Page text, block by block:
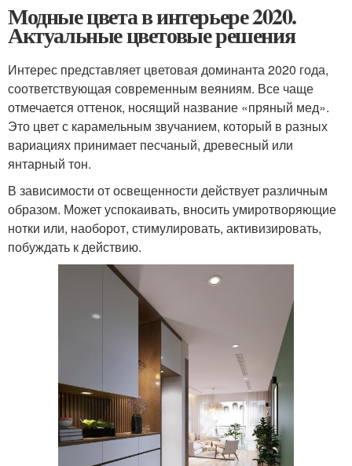
Модные цвета в интерьере 2020.
Актуальные цветовые решения
Интерес представляет цветовая доминанта 2020 года,
соответствующая современным веяниям. Все чаще
отмечается оттенок, носящий название «пряный мед».
Это цвет с карамельным звучанием, который в разных
вариациях принимает песчаный, древесный или
янтарный тон.
В зависимости от освещенности действует различным
образом. Может успокаивать, вносить умиротворяющие
нотки или, наоборот, стимулировать, активизировать,
побуждать к действию.